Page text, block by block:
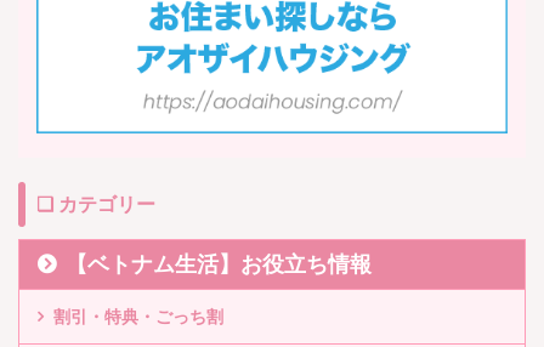
❏ カテゴリー
【ベトナム生活】お役立ち情報
割引・特典・ごっち割